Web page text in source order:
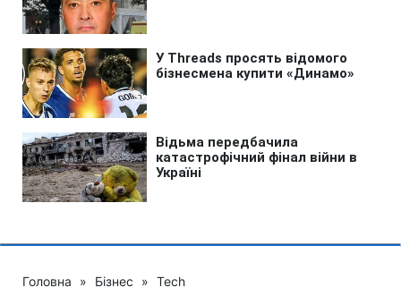
Головна » Бізнес » Tech